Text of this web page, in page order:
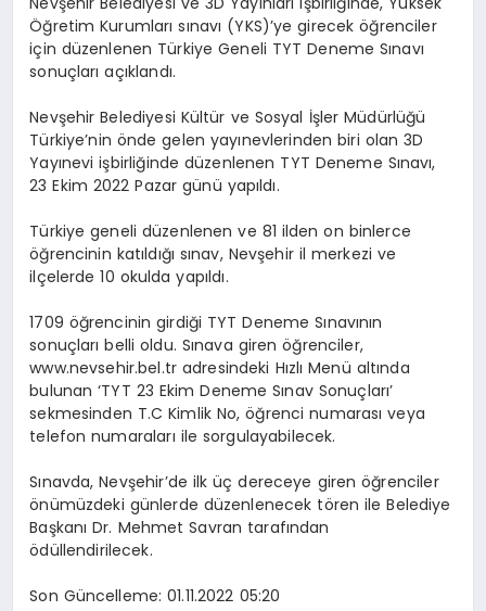
Öğretim Kurumları sınavı (YKS)’ye girecek öğrenciler
için düzenlenen Türkiye Geneli TYT Deneme Sınavı
sonuçları açıklandı.
Nevşehir Belediyesi Kültür ve Sosyal İşler Müdürlüğü
Türkiye’nin önde gelen yayınevlerinden biri olan 3D
Yayınevi işbirliğinde düzenlenen TYT Deneme Sınavı,
23 Ekim 2022 Pazar günü yapıldı.
Türkiye geneli düzenlenen ve 81 ilden on binlerce
öğrencinin katıldığı sınav, Nevşehir il merkezi ve
ilçelerde 10 okulda yapıldı.
1709 öğrencinin girdiği TYT Deneme Sınavının
sonuçları belli oldu. Sınava giren öğrenciler,
www.nevsehir.bel.tr adresindeki Hızlı Menü altında
bulunan ‘TYT 23 Ekim Deneme Sınav Sonuçları’
sekmesinden T.C Kimlik No, öğrenci numarası veya
telefon numaraları ile sorgulayabilecek.
Sınavda, Nevşehir’de ilk üç dereceye giren öğrenciler
önümüzdeki günlerde düzenlenecek tören ile Belediye
Başkanı Dr. Mehmet Savran tarafından
ödüllendirilecek.
Son Güncelleme: 01.11.2022 05:20